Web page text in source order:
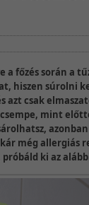
a főzés során a
hiszen súrolni
azt csak
mint
még
ki az